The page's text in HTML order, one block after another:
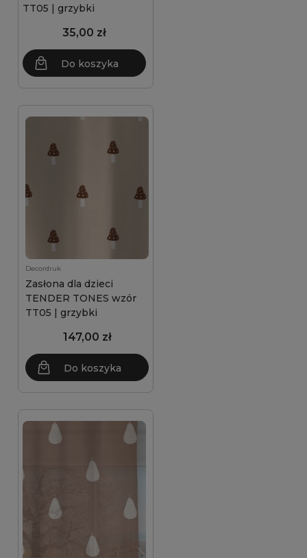
TT05 | grzybki
35,00 zł
Do koszyka
Decordruk
Zasłona dla dzieci
TENDER TONES wzór
TT05 | grzybki
147,00 zł
Do koszyka